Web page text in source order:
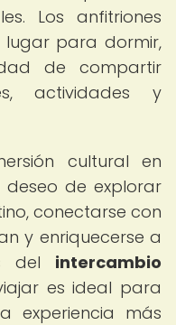
Los anfitriones
lugar para dormir,
de compartir
actividades y
cultural en
de explorar
conectarse con
y enriquecerse a
del intercambio
es ideal para
experiencia más